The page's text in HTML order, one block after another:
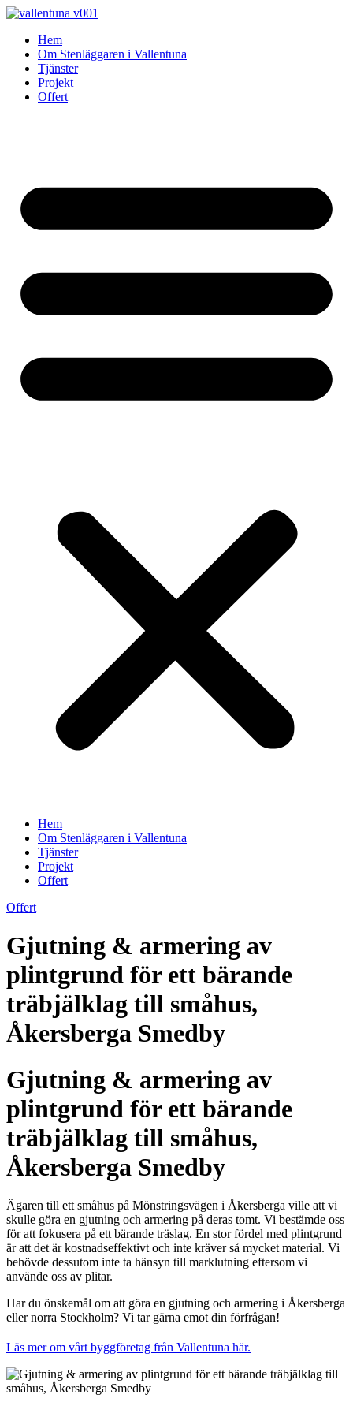
Skip
contentHem
Om Stenläggaren i Vallentuna
Tjänster
Projekt
Offert
Hem
Om Stenläggaren i Vallentuna
Tjänster
Projekt
Offert
Offert
Gjutning & armering av
plintgrund för ett bärande
träbjälklag till småhus,
Åkersberga Smedby
Gjutning & armering av
plintgrund för ett bärande
träbjälklag till småhus,
Åkersberga Smedby
Ägaren till ett småhus på Mönstringsvägen i Åkersberga ville att vi
skulle göra en gjutning och armering på deras tomt. Vi bestämde oss
för att fokusera på ett bärande träslag. En stor fördel med plintgrund
är att det är kostnadseffektivt och inte kräver så mycket material. Vi
behövde dessutom inte ta hänsyn till marklutning eftersom vi
använde oss av plitar.
Har du önskemål om att göra en gjutning och armering i Åkersberga
eller norra Stockholm? Vi tar gärna emot din förfrågan!
Läs mer om vårt byggföretag från Vallentuna här.